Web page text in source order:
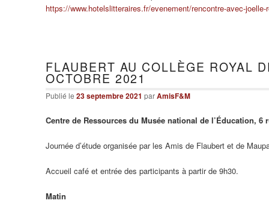
https://www.hotelslitteraires.fr/evenement/rencontre-avec-joelle-
FLAUBERT AU COLLÈGE ROYAL
OCTOBRE 2021
Publié le 23 septembre 2021 parAmisF&M
Centre de Ressources du Musée national de l’Éducation, 6
Journée d’étude organisée par les Amis de Flaubert et de
Accueil café et entrée des participants à partir de 9h30.
Matin